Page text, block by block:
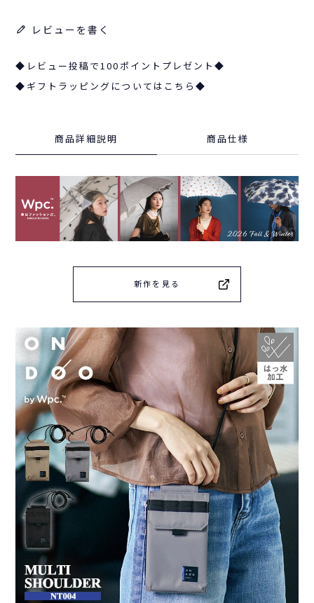
レビューを書く
◆レビュー投稿で100ポイントプレゼント◆
◆ギフトラッピングについてはこちら◆
商品詳細説明 商品仕様
新作を見る